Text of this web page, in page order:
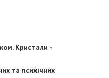
Кристали -
та психічних